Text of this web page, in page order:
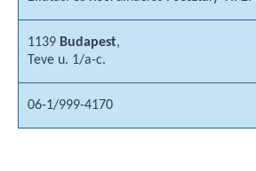
1139 Budapest,
Teve u. 1/a-c.
06-1/999-4170